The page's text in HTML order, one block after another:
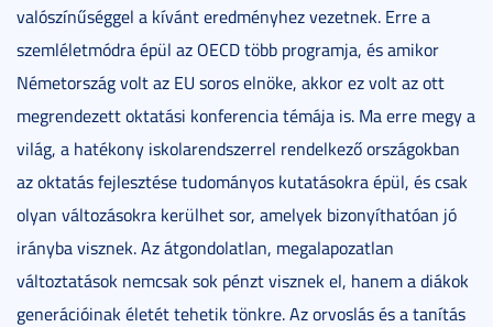
valószínűséggel a kívánt eredményhez vezetnek. Erre a
szemléletmódra épül az OECD több programja, és amikor
Németország volt az EU soros elnöke, akkor ez volt az ott
megrendezett oktatási konferencia témája is. Ma erre megy a
világ, a hatékony iskolarendszerrel rendelkező országokban
az oktatás fejlesztése tudományos kutatásokra épül, és csak
olyan változásokra kerülhet sor, amelyek bizonyíthatóan jó
irányba visznek. Az átgondolatlan, megalapozatlan
változtatások nemcsak sok pénzt visznek el, hanem a diákok
generációinak életét tehetik tönkre. Az orvoslás és a tanítás